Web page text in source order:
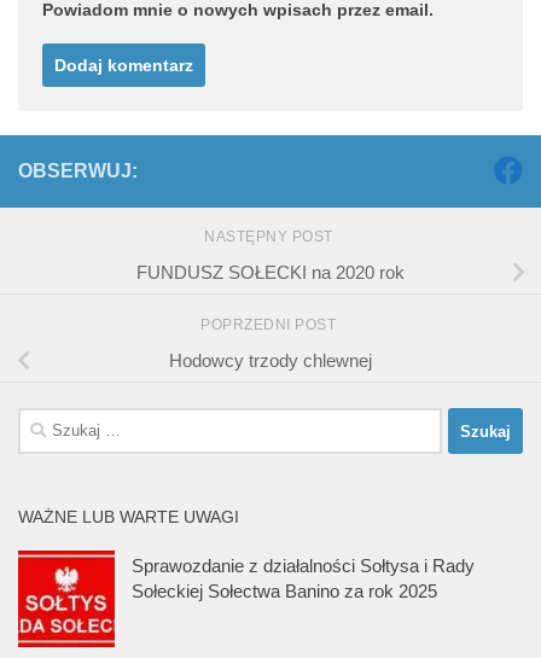
Powiadom mnie o nowych wpisach przez email.
OBSERWUJ:
NASTĘPNY POST
FUNDUSZ SOŁECKI na 2020 rok
POPRZEDNI POST
Hodowcy trzody chlewnej
Szukaj:
WAŻNE LUB WARTE UWAGI
Sprawozdanie z działalności Sołtysa i Rady
Sołeckiej Sołectwa Banino za rok 2025